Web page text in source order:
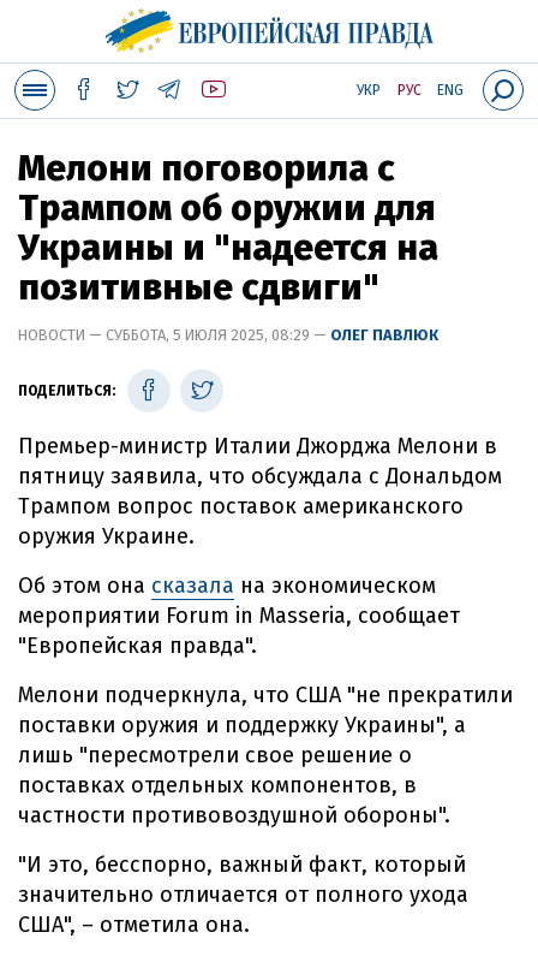
УКР РУС ENG
Мелони поговорила с
Трампом об оружии для
Украины и "надеется на
позитивные сдвиги"
НОВОСТИ — СУББОТА, 5 ИЮЛЯ 2025, 08:29 — ОЛЕГ ПАВЛЮК
ПОДЕЛИТЬСЯ:
Премьер-министр Италии Джорджа Мелони в
пятницу заявила, что обсуждала с Дональдом
Трампом вопрос поставок американского
оружия Украине.
Об этом она сказала на экономическом
мероприятии Forum in Masseria, сообщает
"Европейская правда".
Мелони подчеркнула, что США "не прекратили
поставки оружия и поддержку Украины", а
лишь "пересмотрели свое решение о
поставках отдельных компонентов, в
частности противовоздушной обороны".
"И это, бесспорно, важный факт, который
значительно отличается от полного ухода
США", – отметила она.